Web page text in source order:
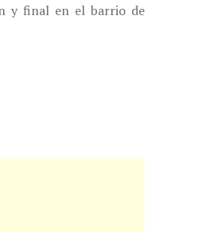
y final en el barrio de